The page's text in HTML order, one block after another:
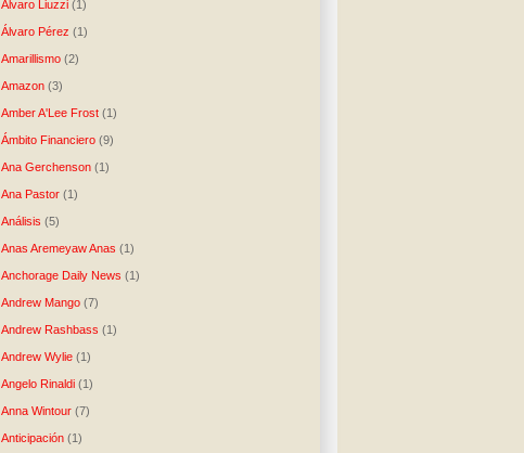
Álvaro Liuzzi (1)
Álvaro Pérez (1)
Amarillismo (2)
Amazon (3)
Amber A'Lee Frost (1)
Ámbito Financiero (9)
Ana Gerchenson (1)
Ana Pastor (1)
Análisis (5)
Anas Aremeyaw Anas (1)
Anchorage Daily News (1)
Andrew Mango (7)
Andrew Rashbass (1)
Andrew Wylie (1)
Angelo Rinaldi (1)
Anna Wintour (7)
Anticipación (1)